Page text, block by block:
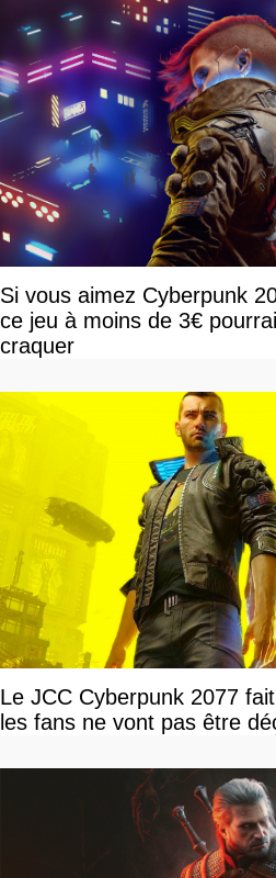
Si vous aimez Cyberpunk
ce jeu à moins de 3€
craquer
Le JCC Cyberpunk 2077
les fans ne vont pas être